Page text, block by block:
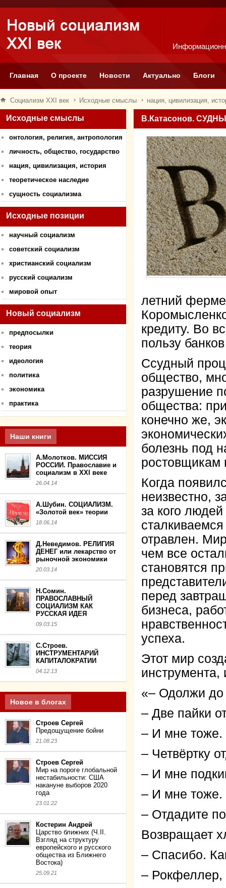
Главная О проекте Новости Актуально Блоги
Социализм XXI век Исходные смыслы нация, цивилизация,
Исходные смыслы
онтология, религия, антропология
личность, общество, государство
нация, цивилизация, история
теоретическое наследие
сущность социализма
Исходные позиции
научный социализм
советский социализм
христианский социализм
русский социализм
мировой опыт
Новый социализм
предпосылки
теория
идеология
политика
экономика
практика
Наши книги
А.Молотков. МИССИЯ
РОССИИ. Православие и
социализм в XXI веке
26.04.14
А.Шубин. СОЦИАЛИЗМ.
«Золотой век» теории
18.06.14
Д.Неведимов. РЕЛИГИЯ
ДЕНЕГ или лекарство от
рыночной экономики
20.03.14
Н.Сомин.
ПРАВОСЛАВНЫЙ
СОЦИАЛИЗМ КАК
РУССКАЯ ИДЕЯ
09.03.15
С.Строев.
ИНСТРУМЕНТАРИЙ
КАПИТАЛОКРАТИИ
04.12.13
Новое в блогах
Строев Сергей
Предощущение бойни
21.08.23
Строев Сергей
Мир на пороге глобальной
нестабильности: США
накануне выборов 2020
года
23.01.22
Костерин Андрей
Царство ближних (Ч.II.
Взгляд на структуру
европейского и русского
общества из Ближнего
Востока)
25.09.21
В.Катасонов.
летний
кредиту. Во
пользу
Ссудный
общество,
разрушение
общества:
конечно же,
болезнь под
ростовщикам
Когда
неизвестно,
за кого
отравлен.
чем все
становятся
перед
бизнеса,
успеха.
Этот мир
инструмента,
«– Одолжи
– Две пайки
– И мне тоже.
– Четвёртку
– И мне
– И мне тоже.
– Отдадите
Возвращает
– Спасибо.
– Рокфеллер,